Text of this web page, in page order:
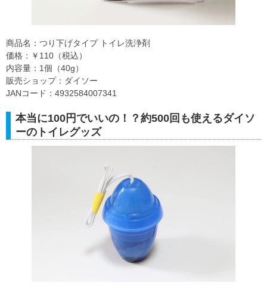
商品名：つり下げタイプ トイレ洗浄剤
価格：￥110（税込）
内容量：1個（40g）
販売ショップ：ダイソー
JANコード：4932584007341
本当に100円でいいの！？約500回も使えるダイソ
ーのトイレグッズ